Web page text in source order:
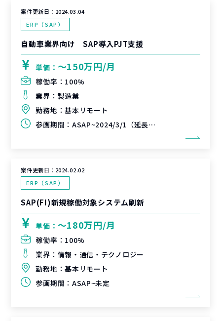
案件更新日： 2024.03.04
ERP（SAP）
自動車業界向け SAP導入PJT支援
単価： 〜150万円/月
稼働率： 100%
業界： 製造業
勤務地：基本リモート
参画期間： ASAP~2024/3/1（延長可能性有）
案件更新日： 2024.02.02
ERP（SAP）
SAP(FI)新規稼働対象システム刷新
単価： 〜180万円/月
稼働率： 100%
業界： 情報・通信・テクノロジー
勤務地：基本リモート
参画期間： ASAP~未定